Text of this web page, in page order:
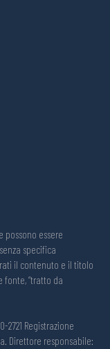
possono essere
specifica
il contenuto e il titolo
fonte, “tratto da
2721 Registrazione
Direttore responsabile: